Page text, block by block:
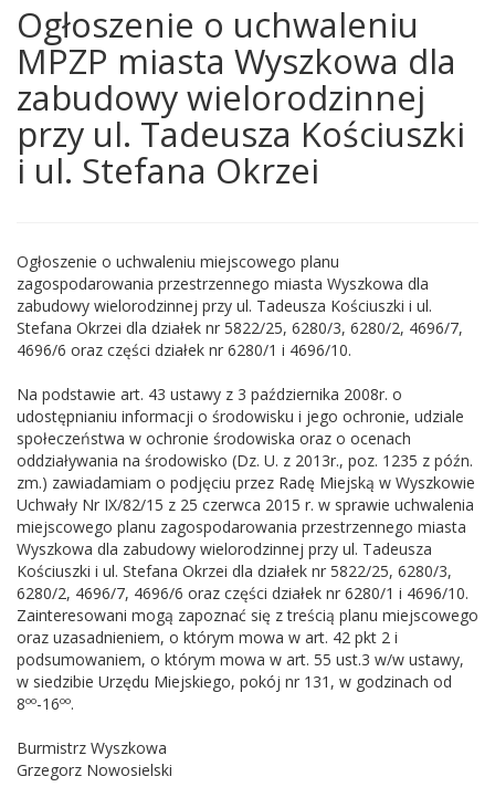
Główna
treść
strony
Ogłoszenie o uchwaleniu
MPZP miasta Wyszkowa dla
zabudowy wielorodzinnej
przy ul. Tadeusza Kościuszki
i ul. Stefana Okrzei
Ogłoszenie o uchwaleniu miejscowego planu
zagospodarowania przestrzennego miasta Wyszkowa dla
zabudowy wielorodzinnej przy ul. Tadeusza Kościuszki i ul.
Stefana Okrzei dla działek nr 5822/25, 6280/3, 6280/2, 4696/7,
4696/6 oraz części działek nr 6280/1 i 4696/10.
Na podstawie art. 43 ustawy z 3 października 2008r. o
udostępnianiu informacji o środowisku i jego ochronie, udziale
społeczeństwa w ochronie środowiska oraz o ocenach
oddziaływania na środowisko (Dz. U. z 2013r., poz. 1235 z późn.
zm.) zawiadamiam o podjęciu przez Radę Miejską w Wyszkowie
Uchwały Nr IX/82/15 z 25 czerwca 2015 r. w sprawie uchwalenia
miejscowego planu zagospodarowania przestrzennego miasta
Wyszkowa dla zabudowy wielorodzinnej przy ul. Tadeusza
Kościuszki i ul. Stefana Okrzei dla działek nr 5822/25, 6280/3,
6280/2, 4696/7, 4696/6 oraz części działek nr 6280/1 i 4696/10.
Zainteresowani mogą zapoznać się z treścią planu miejscowego
oraz uzasadnieniem, o którym mowa w art. 42 pkt 2 i
podsumowaniem, o którym mowa w art. 55 ust.3 w/w ustawy,
w siedzibie Urzędu Miejskiego, pokój nr 131, w godzinach od
8ºº-16ºº.
Burmistrz Wyszkowa
Grzegorz Nowosielski